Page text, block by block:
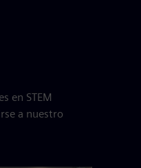
en STEM
a nuestro